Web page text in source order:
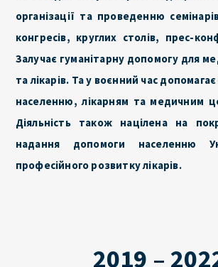
організації та проведенню
конгресів, круглих столів, прес-
Залучає гуманітарну допомогу для
та лікарів. Та у воєнний час
населенню, лікарням та медичним
Діяльність також націлена на
надання допомоги населенню
професійного розвитку лікарів.
2019 –